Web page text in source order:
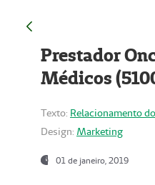
Prestador
Médicos
Texto: Relacionamento
Design: Marketing
01 de janeiro, 2019